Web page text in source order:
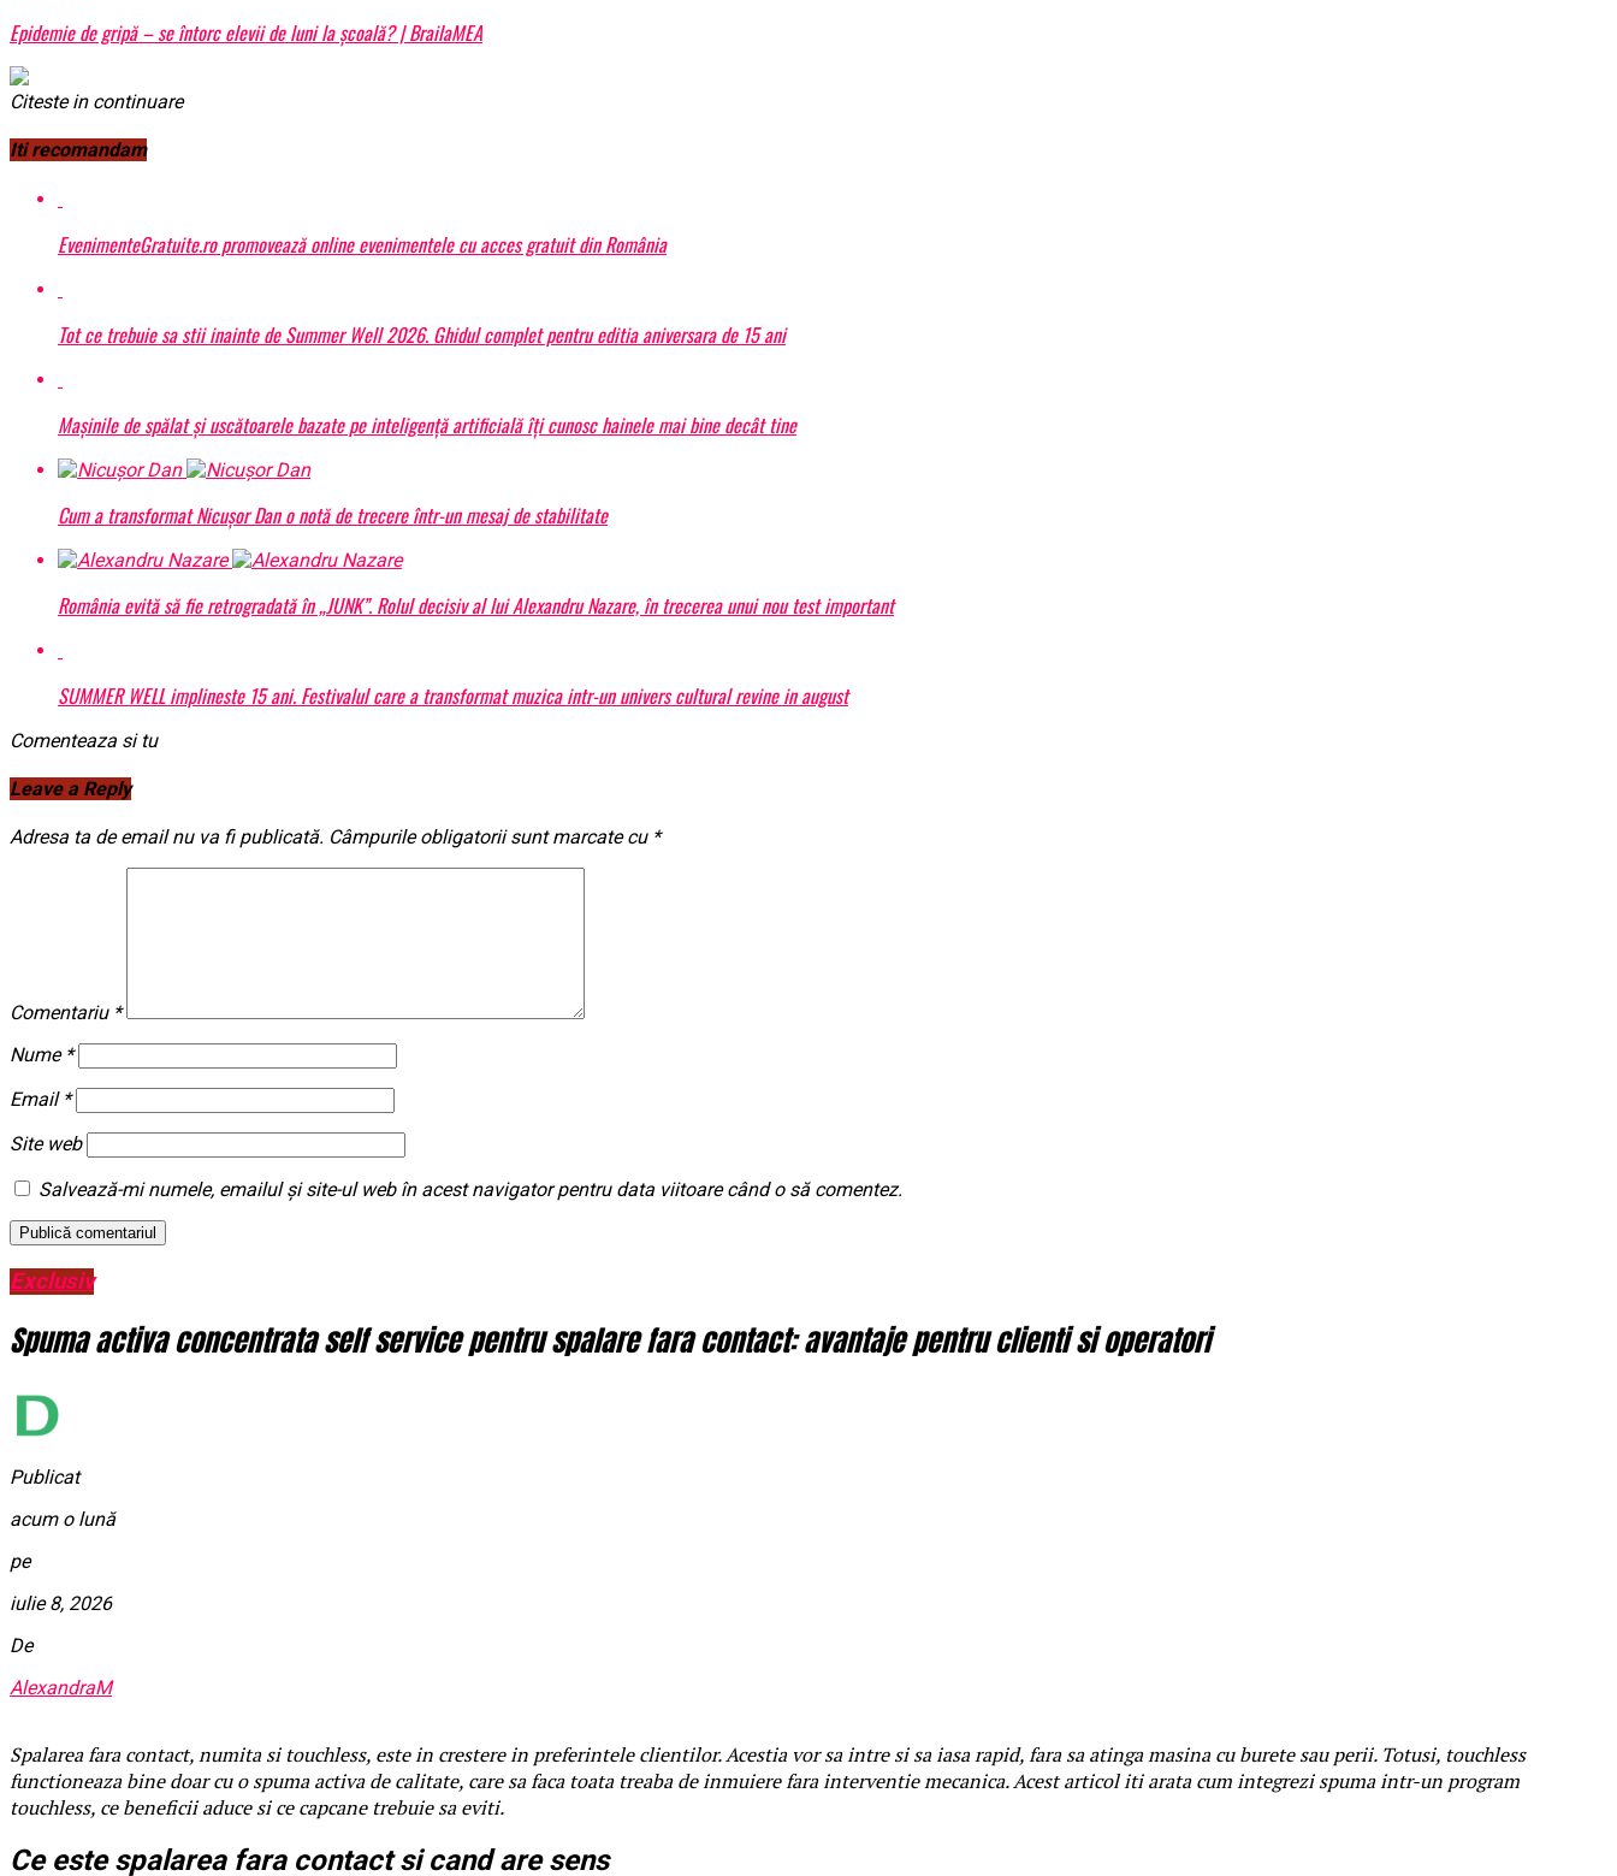
Epidemie de gripă – se întorc elevii de luni la şcoală? | BrailaMEA
Citeste in continuare
Iti recomandam
EvenimenteGratuite.ro promovează online evenimentele cu acces gratuit din România
Tot ce trebuie sa stii inainte de Summer Well 2026. Ghidul complet pentru editia aniversara de 15 ani
Mașinile de spălat și uscătoarele bazate pe inteligență artificială îți cunosc hainele mai bine decât tine
Cum a transformat Nicușor Dan o notă de trecere într-un mesaj de stabilitate
România evită să fie retrogradată în „JUNK”. Rolul decisiv al lui Alexandru Nazare, în trecerea unui nou test important
SUMMER WELL implineste 15 ani. Festivalul care a transformat muzica intr-un univers cultural revine in august
Comenteaza si tu
Leave a Reply
Adresa ta de email nu va fi publicată. Câmpurile obligatorii sunt marcate cu *
Comentariu *
Nume *
Email *
Site web
Salvează-mi numele, emailul și site-ul web în acest navigator pentru data viitoare când o să comentez.
Exclusiv
Spuma activa concentrata self service pentru spalare fara contact: avantaje pentru clienti si operatori
Publicat
acum o lună
pe
iulie 8, 2026
De
AlexandraM
Spalarea fara contact, numita si touchless, este in crestere in preferintele clientilor. Acestia vor sa intre si sa iasa rapid, fara sa atinga masina cu burete sau perii. Totusi, touchless
functioneaza bine doar cu o spuma activa de calitate, care sa faca toata treaba de inmuiere fara interventie mecanica. Acest articol iti arata cum integrezi spuma intr-un program
touchless, ce beneficii aduce si ce capcane trebuie sa eviti.
Ce este spalarea fara contact si cand are sens